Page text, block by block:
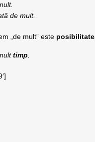
de mult.
„de mult” este
timp.